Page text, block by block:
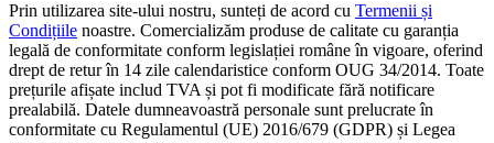
Prin utilizarea site-ului nostru, sunteți de acord cu Termenii și
Condițiile noastre. Comercializăm produse de calitate cu garanția
legală de conformitate conform legislației române în vigoare, oferind
drept de retur în 14 zile calendaristice conform OUG 34/2014. Toate
prețurile afișate includ TVA și pot fi modificate fără notificare
prealabilă. Datele dumneavoastră personale sunt prelucrate în
conformitate cu Regulamentul (UE) 2016/679 (GDPR) și Legea